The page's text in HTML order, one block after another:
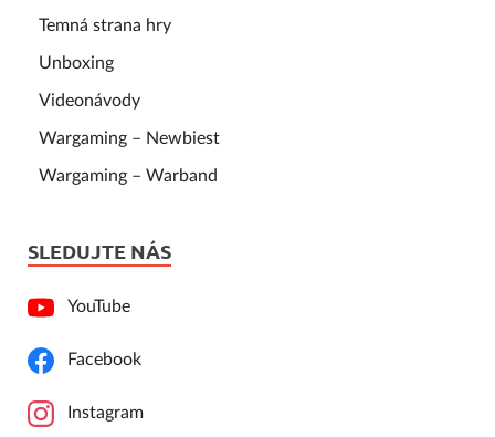
Temná strana hry
Unboxing
Videonávody
Wargaming – Newbiest
Wargaming – Warband
SLEDUJTE NÁS
YouTube
Facebook
Instagram